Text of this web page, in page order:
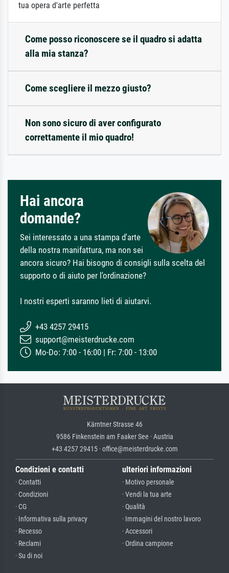
tua opera d'arte perfetta
Come posso riconoscere se il quadro si adatta
alla mia stanza?
Come scegliere il mezzo giusto?
Non sono sicuro di aver configurato
correttamente il mio quadro!
Hai ancora
domande?
Sei interessato a una stampa d'arte
della nostra manifattura, ma non sei
ancora sicuro? Hai bisogno di consigli sulla scelta del
supporto o di aiuto per l'ordinazione?
I nostri esperti saranno lieti di aiutarvi.
+43 4257 29415
support@meisterdrucke.com
Mo-Do: 7:00 - 16:00 | Fr: 7:00 - 13:00
Kärntner Strasse 46
9586 Finkenstein am Faaker See · Austria
+43 4257 29415 · office@meisterdrucke.com
Condizioni e contatti
· Contatti
· Condizioni
· CG
· Informativa sulla privacy
· Recesso
· Reclami
· Su di noi
ulteriori informazioni
· Motivo personale
· Vendi la tua arte
· Qualità
· Immagini del nostro lavoro
· Accessori
· Ordina campione